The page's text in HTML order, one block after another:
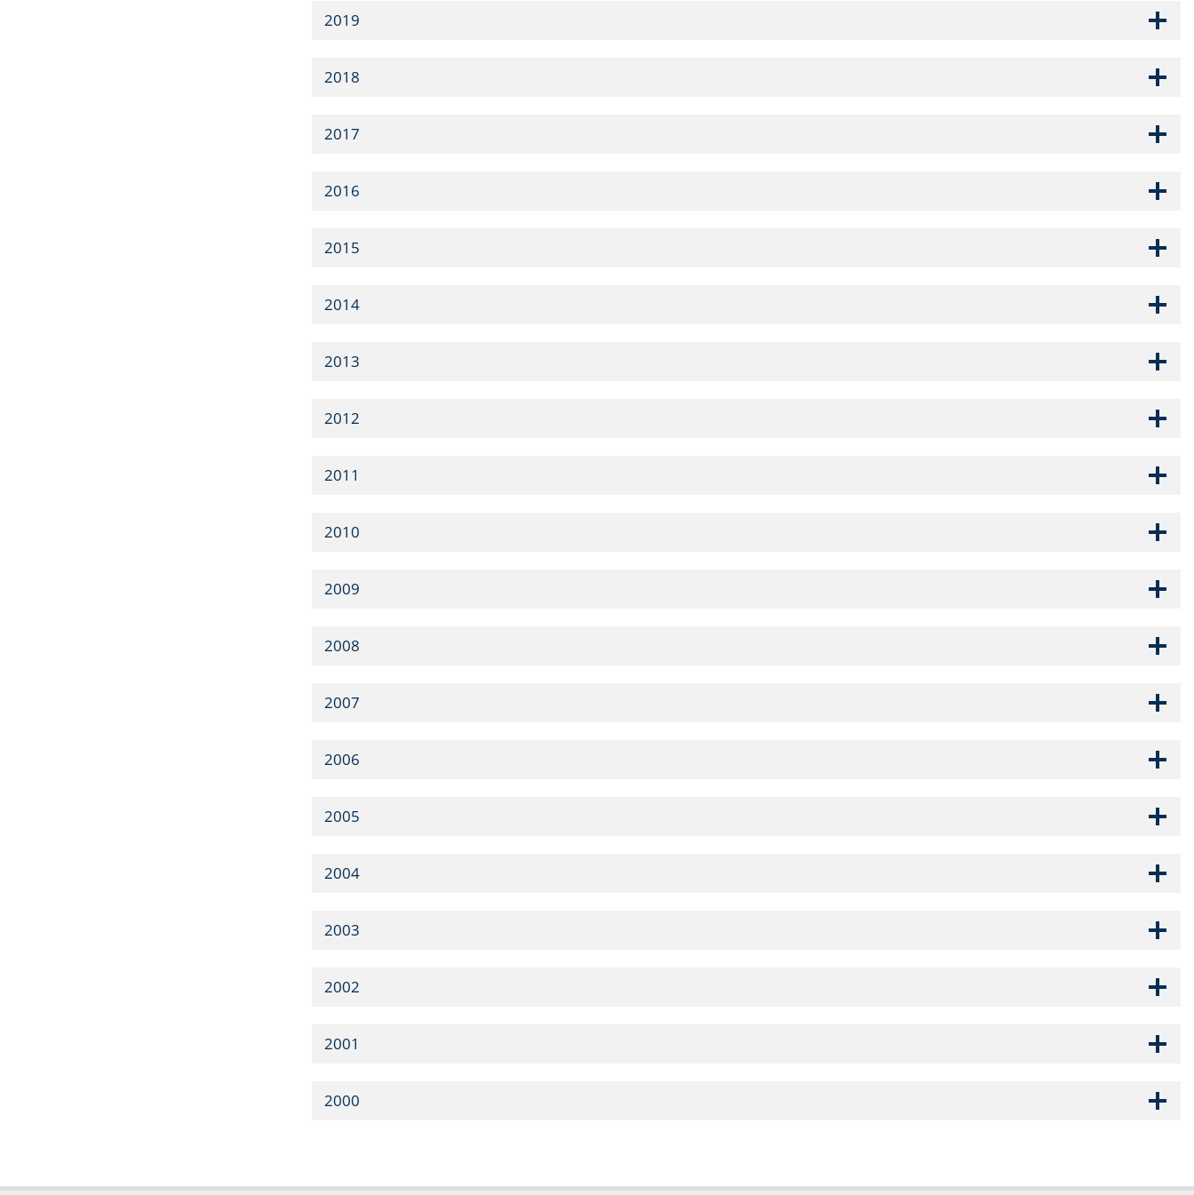
2019
2018
2017
2016
2015
2014
2013
2012
2011
2010
2009
2008
2007
2006
2005
2004
2003
2002
2001
2000